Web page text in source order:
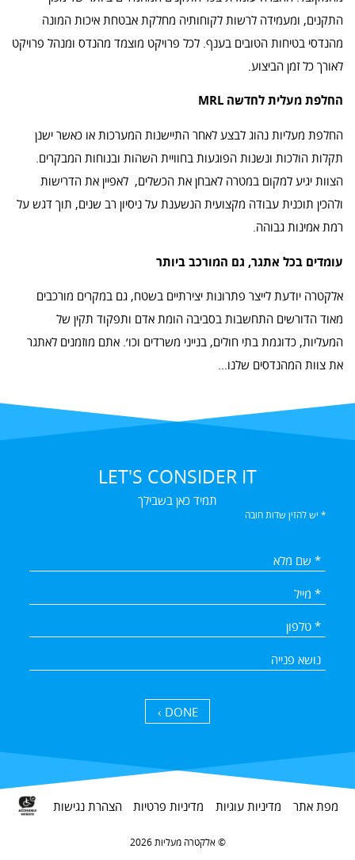
התקנים, ומעמידה לרשות לקוחותיה מחלקת אבטחת איכות המונה
מהנדסי בטיחות הטובים בענף. לכל פרויקט מוצמד מהנדס ומנהל פרויקט
לאורך כל זמן הביצוע.
החלפת מעלית לחדשה MRL
החלפת מעליות נהוג לבצע לאחר התיישנות המערכות או כאשר ישנן
תקלות הולכות ונשנות הפוגעות בחוויית השהות ובנוחות המבקרים.
הצוות יגיע למקום במטרה לאבחן את הכשלים, לאפיין את הדרישות
ולהכין תוכנית עבודה מקצועית הנשענת על ניסיון רב שנים, תוך דגש על
רמת אמינות גבוהה.
עומדים בכל אתגר, גם המורכב ביותר
אלקטרה יודעת לייצר פתרונות יצירתיים בשטח, גם במקרים מורכבים
מאוד הדורשים התחשבות בסביבה הומת אדם ותפקוד תקין של
המעליות, כדוגמת בתי חולים, בנייני משרדים וכו׳. אתם מוזמנים לאתגר
את צוות המהנדסים שלנו...
LET'S CONSIDER IT
תמיד כאן בשבילך
* יש להזין שדות חובה
DONE ›
הצהרת נגישות מדיניות פרטיות מדיניות עוגיות מפת אתר
אלקטרה מעליות 2026 ©